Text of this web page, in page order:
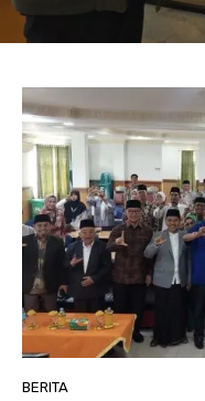
BERITA